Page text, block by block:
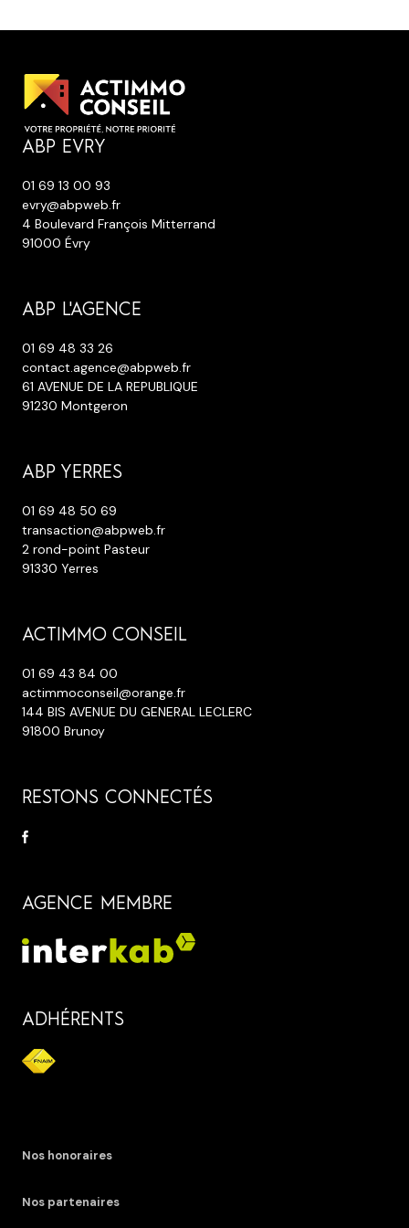
ABP EVRY
01 69 13 00 93
evry@abpweb.fr
4 Boulevard François Mitterrand
91000 Évry
ABP L'AGENCE
01 69 48 33 26
contact.agence@abpweb.fr
61 AVENUE DE LA REPUBLIQUE
91230 Montgeron
ABP YERRES
01 69 48 50 69
transaction@abpweb.fr
2 rond-point Pasteur
91330 Yerres
ACTIMMO CONSEIL
01 69 43 84 00
actimmoconseil@orange.fr
144 BIS AVENUE DU GENERAL LECLERC
91800 Brunoy
RESTONS CONNECTÉS
AGENCE MEMBRE
ADHÉRENTS
Nos honoraires
Nos partenaires